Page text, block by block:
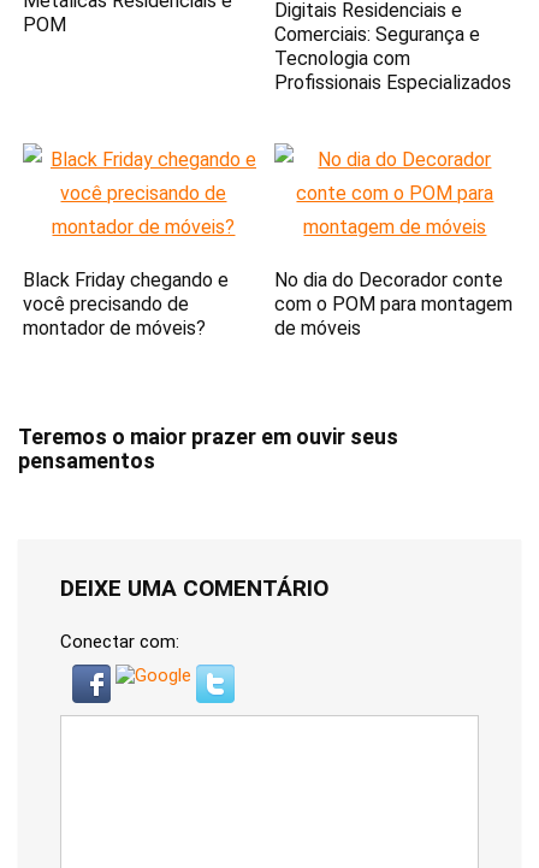
POM
Digitais Residenciais e
Comerciais: Segurança e
Tecnologia com
Profissionais Especializados
Black Friday chegando e
você precisando de
montador de móveis?
No dia do Decorador conte
com o POM para montagem
de móveis
Teremos o maior prazer em ouvir seus
pensamentos
DEIXE UMA COMENTÁRIO
Conectar com: